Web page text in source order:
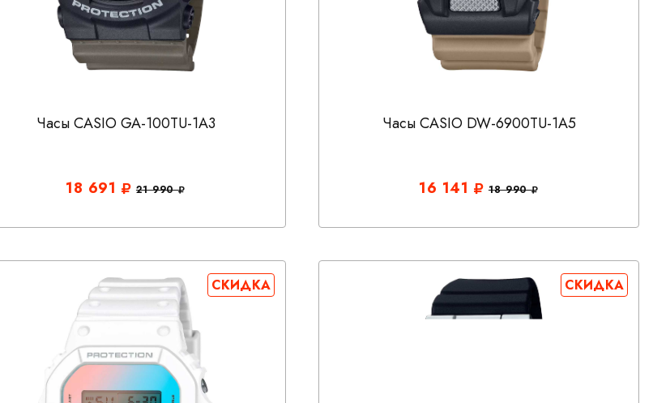
Часы CASIO GA-100TU-1A3
18 691 21 990
Часы CASIO DW-6900TU-1A5
16 141 18 990
СКИДКА СКИДКА